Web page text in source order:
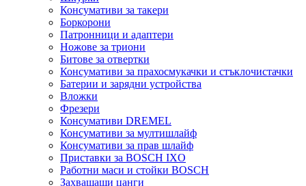
Консумативи за такери
Боркорони
Патронници и адаптери
Ножове за триони
Битове за отвертки
Консумативи за прахосмукачки и стъклочистачки
Батерии и зарядни устройства
Вложки
Фрезери
Консумативи DREMEL
Консумативи за мултишлайф
Консумативи за прав шлайф
Приставки за BOSCH IXO
Работни маси и стойки BOSCH
Захващащи цанги